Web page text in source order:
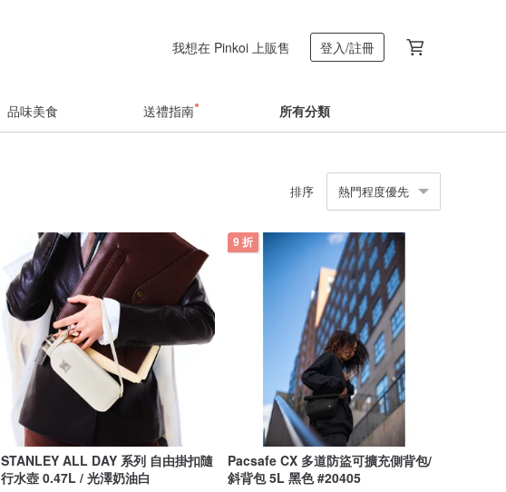
我想在 Pinkoi 上販售 登入/註冊
品味美食 送禮指南 所有分類
排序 熱門程度優先
STANLEY ALL DAY 系列 自由掛扣隨
行水壺 0.47L / 光澤奶油白
9 折
Pacsafe CX 多道防盜可擴充側背包/
斜背包 5L 黑色 #20405